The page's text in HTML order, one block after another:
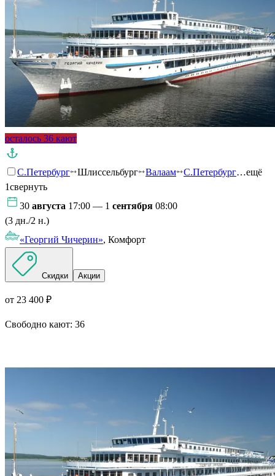
осталось 36 кают
С.Петербург Шлиссельбург Валаам С.Петербург…ещё
1свернуть
30 августа 17:00 — 1 сентября 08:00
(3 дн./2 н.)
«Георгий Чичерин», Комфорт
Скидки Акции
от 23 400 ₽
Свободно кают: 36